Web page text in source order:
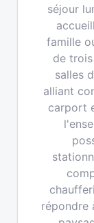
séjour
famille
de
salles
alliant
carport
répondre